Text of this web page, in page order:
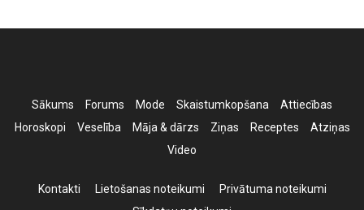
Sākums Forums Mode Skaistumkopšana
Attiecības
Horoskopi
Veselība Māja & dārzs Ziņas Receptes
Atziņas
Video
Kontakti Lietošanas noteikumi
Privātuma noteikumi